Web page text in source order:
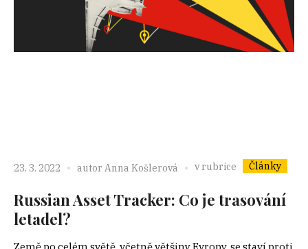
23. 3. 2022 autor Anna Košlerová v rubrice Články
Russian Asset Tracker: Co je trasování
letadel?